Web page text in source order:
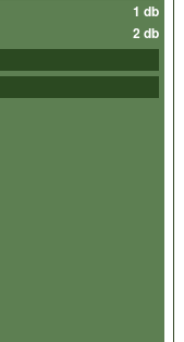
1 db
2 db